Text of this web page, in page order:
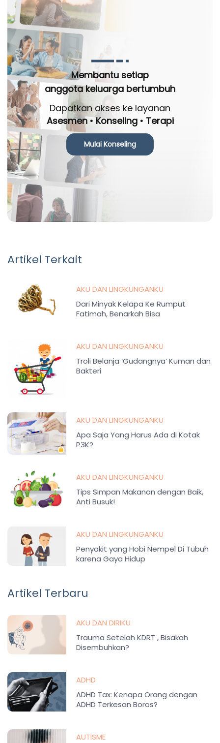
Membantu setiap
anggota keluarga bertumbuh
Dapatkan akses ke layanan
Asesmen • Konseling • Terapi
Mulai Konseling
Artikel Terkait
AKU DAN LINGKUNGANKU
Dari Minyak Kelapa Ke Rumput
Fatimah, Benarkah Bisa
AKU DAN LINGKUNGANKU
Troli Belanja ‘Gudangnya’ Kuman dan
Bakteri
AKU DAN LINGKUNGANKU
Apa Saja Yang Harus Ada di Kotak
P3K?
AKU DAN LINGKUNGANKU
Tips Simpan Makanan dengan Baik,
Anti Busuk!
AKU DAN LINGKUNGANKU
Penyakit yang Hobi Nempel Di Tubuh
karena Gaya Hidup
Artikel Terbaru
AKU DAN DIRIKU
Trauma Setelah KDRT , Bisakah
Disembuhkan?
ADHD
ADHD Tax: Kenapa Orang dengan
ADHD Terkesan Boros?
AUTISME